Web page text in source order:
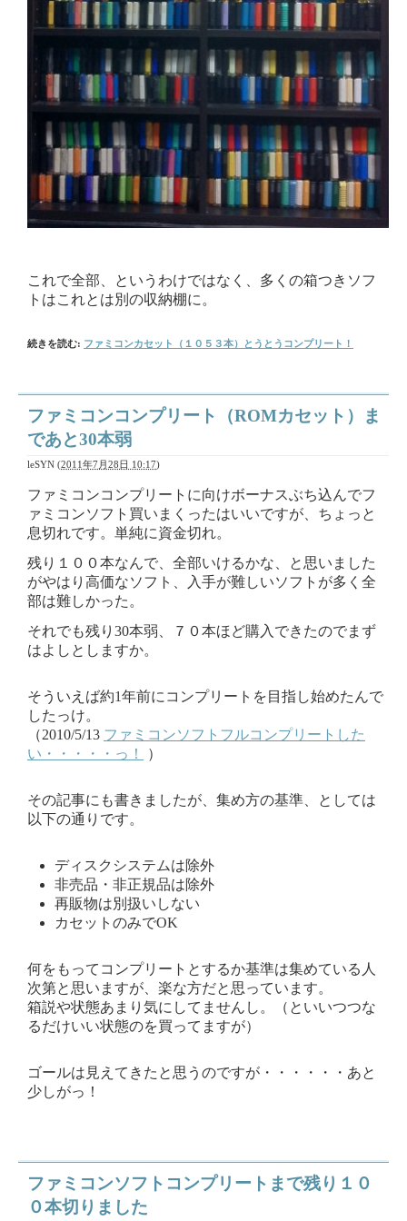
これで全部、というわけではなく、多くの箱つきソフ
トはこれとは別の収納棚に。
続きを読む: ファミコンカセット（１０５３本）とうとうコンプリート！
ファミコンコンプリート（ROMカセット）ま
であと30本弱
leSYN (2011年7月28日 10:17)
ファミコンコンプリートに向けボーナスぶち込んでフ
ァミコンソフト買いまくったはいいですが、ちょっと
息切れです。単純に資金切れ。
残り１００本なんで、全部いけるかな、と思いました
がやはり高価なソフト、入手が難しいソフトが多く全
部は難しかった。
それでも残り30本弱、７０本ほど購入できたのでまず
はよしとしますか。
そういえば約1年前にコンプリートを目指し始めたんで
したっけ。
（2010/5/13 ファミコンソフトフルコンプリートした
い・・・・・っ！
）
その記事にも書きましたが、集め方の基準、としては
以下の通りです。
ディスクシステムは除外
非売品・非正規品は除外
再販物は別扱いしない
カセットのみでOK
何をもってコンプリートとするか基準は集めている人
次第と思いますが、楽な方だと思っています。
箱説や状態あまり気にしてませんし。（といいつつな
るだけいい状態のを買ってますが）
ゴールは見えてきたと思うのですが・・・・・・あと
少しがっ！
ファミコンソフトコンプリートまで残り１０
０本切りました